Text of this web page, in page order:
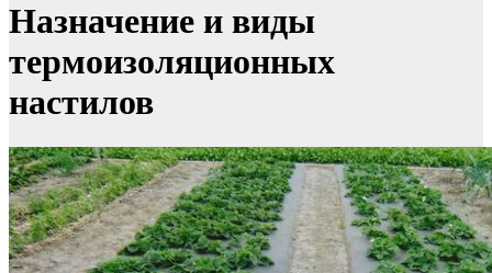
Назначение и виды
термоизоляционных
настилов